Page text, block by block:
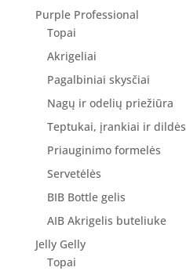
Purple Professional
Topai
Akrigeliai
Pagalbiniai skysčiai
Nagų ir odelių priežiūra
Teptukai, įrankiai ir dildės
Priauginimo formelės
Servetėlės
BIB Bottle gelis
AIB Akrigelis buteliuke
Jelly Gelly
Topai